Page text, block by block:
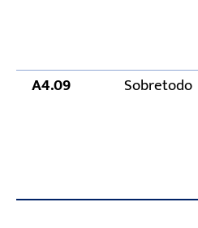
A4.09 Sobretodo